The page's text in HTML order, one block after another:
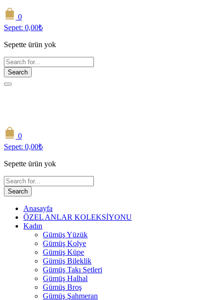
0
Sepet: 0,00₺
Sepette ürün yok
Search
0
Sepet: 0,00₺
Sepette ürün yok
Search
Anasayfa
ÖZEL ANLAR KOLEKSİYONU
Kadın
Gümüş Yüzük
Gümüş Kolye
Gümüş Küpe
Gümüş Bileklik
Gümüş Takı Setleri
Gümüş Halhal
Gümüş Broş
Gümüş Şahmeran